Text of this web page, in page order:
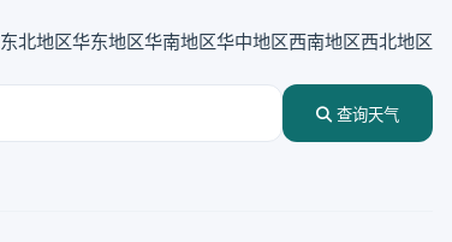
东北地区华东地区华南地区华中地区西南地区西北地区
查询天气